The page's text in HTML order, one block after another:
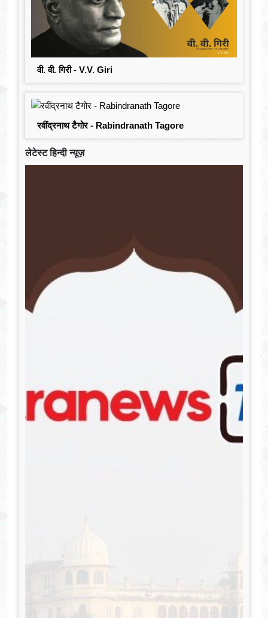
वी. वी. गिरी - V.V. Giri
रवींद्रनाथ टैगोर - Rabindranath Tagore
लेटेस्ट हिन्दी न्यूज़